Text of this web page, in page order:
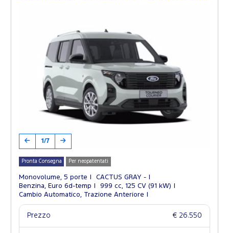
1/7
Pronta Consegna Per neopatentati
Monovolume, 5 porte
CACTUS GRAY -
Benzina, Euro 6d-temp
999 cc, 125 CV (91 kW)
Cambio Automatico, Trazione Anteriore
Prezzo € 26.550